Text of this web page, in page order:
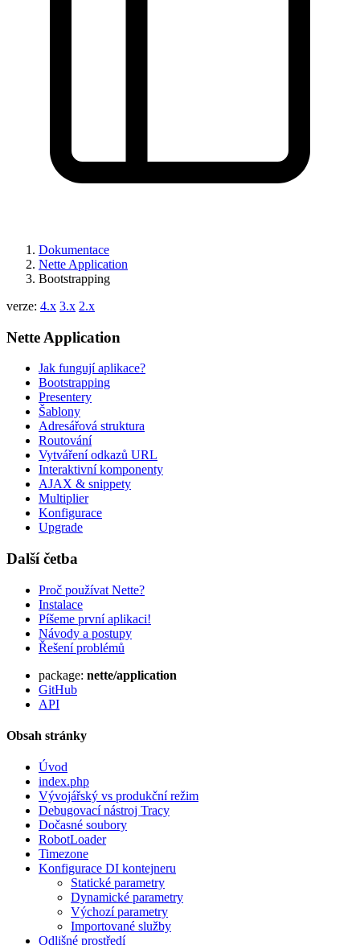
Dokumentace
Nette Application
Bootstrapping
verze: 4.x 3.x 2.x
Nette Application
Jak fungují aplikace?
Bootstrapping
Presentery
Šablony
Adresářová struktura
Routování
Vytváření odkazů URL
Interaktivní komponenty
AJAX & snippety
Multiplier
Konfigurace
Upgrade
Další četba
Proč používat Nette?
Instalace
Píšeme první aplikaci!
Návody a postupy
Řešení problémů
package: nette/application
GitHub
API
Obsah stránky
Úvod
index.php
Vývojářský vs produkční režim
Debugovací nástroj Tracy
Dočasné soubory
RobotLoader
Timezone
Konfigurace DI kontejneru
Statické parametry
Dynamické parametry
Výchozí parametry
Importované služby
Odlišné prostředí